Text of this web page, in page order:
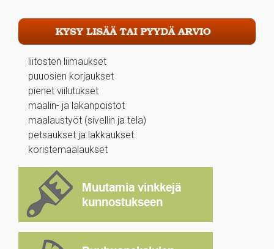
liitosten liimaukset
puuosien korjaukset
pienet viilutukset
maalin- ja lakanpoistot
maalaustyöt (sivellin ja tela)
petsaukset ja lakkaukset
koristemaalaukset